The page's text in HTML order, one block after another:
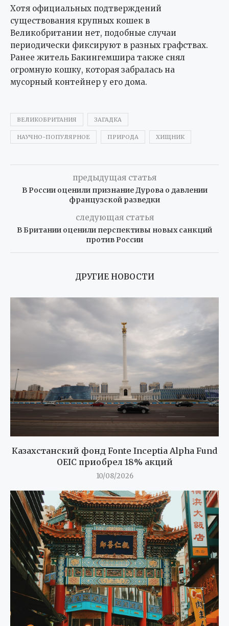
Хотя официальных подтверждений
существования крупных кошек в
Великобритании нет, подобные случаи
периодически фиксируют в разных графствах.
Ранее житель Бакингемшира также снял
огромную кошку, которая забралась на
мусорный контейнер у его дома.
ВЕЛИКОБРИТАНИЯ ЗАГАДКА
НАУЧНО-ПОПУЛЯРНОЕ ПРИРОДА ХИЩНИК
предыдущая статья
В России оценили признание Дурова о давлении
французской разведки
следующая статья
В Британии оценили перспективы новых санкций
против России
ДРУГИЕ НОВОСТИ
Казахстанский фонд Fonte Inceptia Alpha Fund
OEIC приобрел 18% акций
10/08/2026